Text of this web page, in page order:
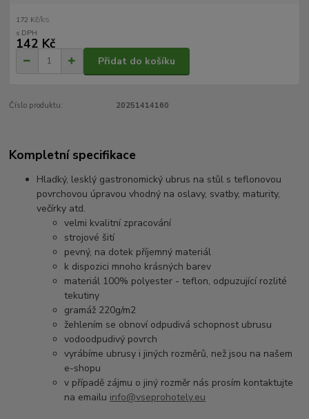
172 Kč/ks
142 Kč
Přidat do košíku
Číslo produktu: 20251414160
Kompletní specifikace
Hladký, lesklý gastronomický ubrus na stůl s teflonovou
povrchovou úpravou vhodný na oslavy, svatby, maturity,
večírky atd.
velmi kvalitní zpracování
strojové šití
pevný, na dotek příjemný materiál
k dispozici mnoho krásných barev
materiál 100% polyester - teflon, odpuzující rozlité
tekutiny
gramáž 220g/m2
žehlením se obnoví odpudivá schopnost ubrusu
vodoodpudivý povrch
vyrábíme ubrusy i jiných rozměrů, než jsou na našem
e-shopu
v případě zájmu o jiný rozměr nás prosím kontaktujte
na emailu info@vseprohotely.eu